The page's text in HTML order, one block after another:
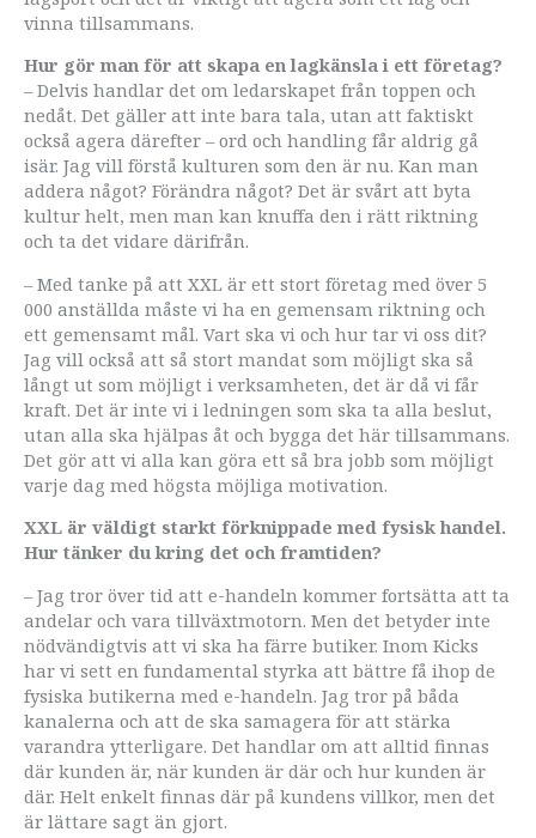
vinna tillsammans.
Hur gör man för att skapa en lagkänsla i ett företag?
– Delvis handlar det om ledarskapet från toppen och
nedåt. Det gäller att inte bara tala, utan att faktiskt
också agera därefter – ord och handling får aldrig gå
isär. Jag vill förstå kulturen som den är nu. Kan man
addera något? Förändra något? Det är svårt att byta
kultur helt, men man kan knuffa den i rätt riktning
och ta det vidare därifrån.
– Med tanke på att XXL är ett stort företag med över 5
000 anställda måste vi ha en gemensam riktning och
ett gemensamt mål. Vart ska vi och hur tar vi oss dit?
Jag vill också att så stort mandat som möjligt ska så
långt ut som möjligt i verksamheten, det är då vi får
kraft. Det är inte vi i ledningen som ska ta alla beslut,
utan alla ska hjälpas åt och bygga det här tillsammans.
Det gör att vi alla kan göra ett så bra jobb som möjligt
varje dag med högsta möjliga motivation.
XXL är väldigt starkt förknippade med fysisk handel.
Hur tänker du kring det och framtiden?
– Jag tror över tid att e-handeln kommer fortsätta att ta
andelar och vara tillväxtmotorn. Men det betyder inte
nödvändigtvis att vi ska ha färre butiker. Inom Kicks
har vi sett en fundamental styrka att bättre få ihop de
fysiska butikerna med e-handeln. Jag tror på båda
kanalerna och att de ska samagera för att stärka
varandra ytterligare. Det handlar om att alltid finnas
där kunden är, när kunden är där och hur kunden är
där. Helt enkelt finnas där på kundens villkor, men det
är lättare sagt än gjort.